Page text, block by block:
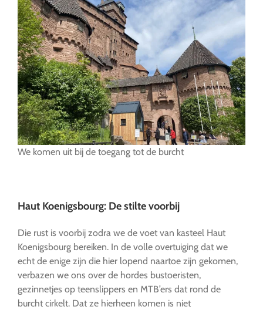
We komen uit bij de toegang tot de burcht
Haut Koenigsbourg: De stilte voorbij
Die rust is voorbij zodra we de voet van kasteel Haut
Koenigsbourg bereiken. In de volle overtuiging dat we
echt de enige zijn die hier lopend naartoe zijn gekomen,
verbazen we ons over de hordes bustoeristen,
gezinnetjes op teenslippers en MTB’ers dat rond de
burcht cirkelt. Dat ze hierheen komen is niet